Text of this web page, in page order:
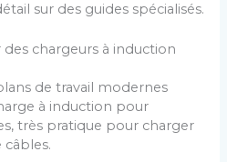
sur des guides spécialisés.
chargeurs à induction
de travail modernes
à induction pour
très pratique pour charger